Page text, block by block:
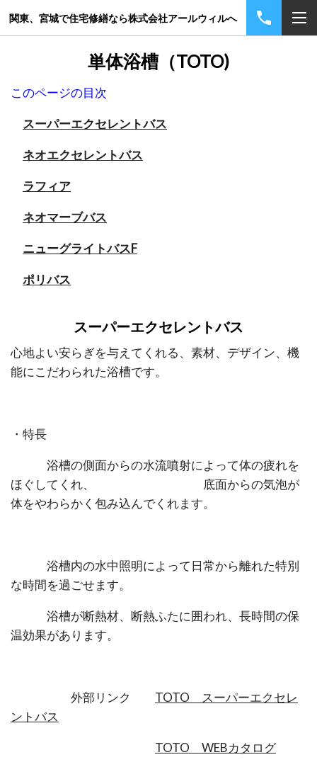
関東、宮城で住宅修繕なら株式会社アールウィルへ
単体浴槽（TOTO)
このページの目次
スーパーエクセレントバス
ネオエクセレントバス
ラフィア
ネオマーブバス
ニューグライトバスF
ポリバス
スーパーエクセレントバス
心地よい安らぎを与えてくれる、素材、デザイン、機
能にこだわられた浴槽です。
・特長
浴槽の側面からの水流噴射によって体の疲れを
ほぐしてくれ、 底面からの気泡が
体をやわらかく包み込んでくれます。
浴槽内の水中照明によって日常から離れた特別
な時間を過ごせます。
浴槽が断熱材、断熱ふたに囲われ、長時間の保
温効果があります。
外部リンク TOTO スーパーエクセレ
ントバス
TOTO WEBカタログ